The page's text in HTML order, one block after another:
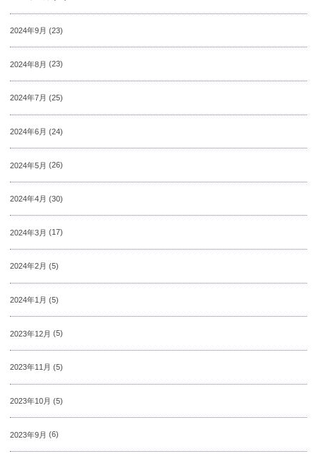
2024年9月 (23)
2024年8月 (23)
2024年7月 (25)
2024年6月 (24)
2024年5月 (26)
2024年4月 (30)
2024年3月 (17)
2024年2月 (5)
2024年1月 (5)
2023年12月 (5)
2023年11月 (5)
2023年10月 (5)
2023年9月 (6)